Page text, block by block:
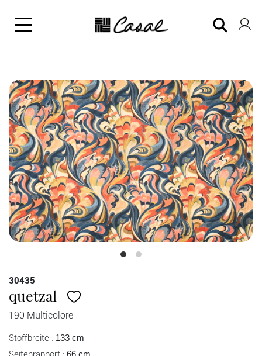
30435
quetzal
190 Multicolore
Stoffbreite : 133 cm